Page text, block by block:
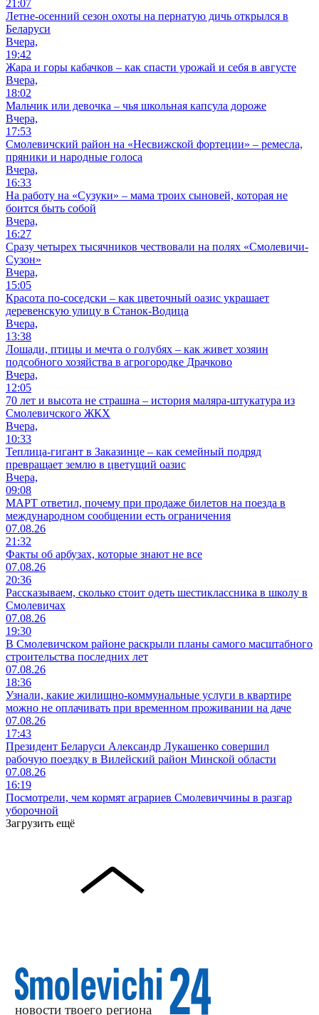
21:07
Летне-осенний сезон охоты на пернатую дичь открылся в
Беларуси
Вчера,
19:42
Жара и горы кабачков – как спасти урожай и себя в августе
Вчера,
18:02
Мальчик или девочка – чья школьная капсула дороже
Вчера,
17:53
Смолевичский район на «Несвижской фортеции» – ремесла,
пряники и народные голоса
Вчера,
16:33
На работу на «Сузуки» – мама троих сыновей, которая не
боится быть собой
Вчера,
16:27
Сразу четырех тысячников чествовали на полях «Смолевичи-
Сузон»
Вчера,
15:05
Красота по-соседски – как цветочный оазис украшает
деревенскую улицу в Станок-Водица
Вчера,
13:38
Лошади, птицы и мечта о голубях – как живет хозяин
подсобного хозяйства в агрогородке Драчково
Вчера,
12:05
70 лет и высота не страшна – история маляра-штукатура из
Смолевичского ЖКХ
Вчера,
10:33
Теплица-гигант в Заказинце – как семейный подряд
превращает землю в цветущий оазис
Вчера,
09:08
МАРТ ответил, почему при продаже билетов на поезда в
международном сообщении есть ограничения
07.08.26
21:32
Факты об арбузах, которые знают не все
07.08.26
20:36
Рассказываем, сколько стоит одеть шестиклассника в школу в
Смолевичах
07.08.26
19:30
В Смолевичском районе раскрыли планы самого масштабного
строительства последних лет
07.08.26
18:36
Узнали, какие жилищно-коммунальные услуги в квартире
можно не оплачивать при временном проживании на даче
07.08.26
17:43
Президент Беларуси Александр Лукашенко совершил
рабочую поездку в Вилейский район Минской области
07.08.26
16:19
Посмотрели, чем кормят аграриев Смолевиччины в разгар
уборочной
Загрузить ещё